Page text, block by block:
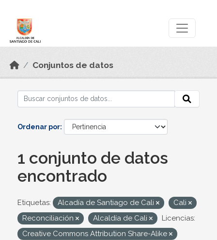
Conjuntos de datos
Ordenar por
1 conjunto de datos
encontrado
Etiquetas: Alcadía de Santiago de Cali
Cali
Reconciliación
Alcaldía de Cali
Licencias:
Creative Commons Attribution Share-Alike